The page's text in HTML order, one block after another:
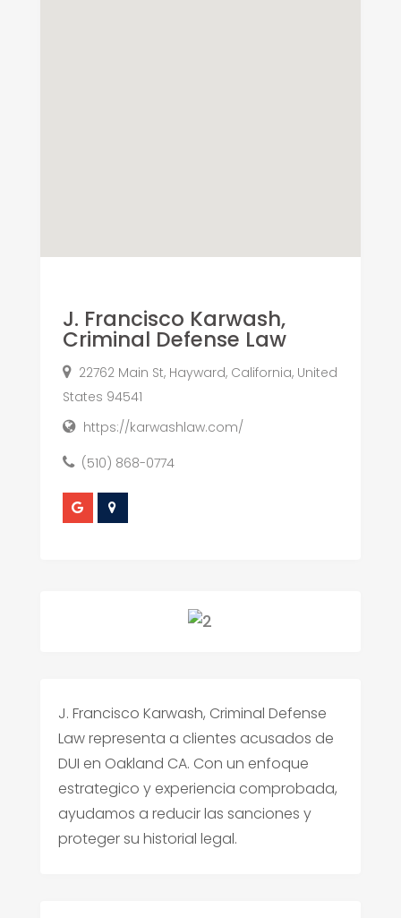
J. Francisco Karwash,
Criminal Defense Law
22762 Main St, Hayward, California, United
States 94541
https://karwashlaw.com/
(510) 868-0774
J. Francisco Karwash, Criminal Defense
Law representa a clientes acusados de
DUI en Oakland CA. Con un enfoque
estrategico y experiencia comprobada,
ayudamos a reducir las sanciones y
proteger su historial legal.